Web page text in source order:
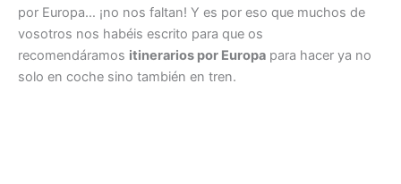
por Europa… ¡no nos faltan! Y es por eso que muchos de
vosotros nos habéis escrito para que os
recomendáramos itinerarios por Europa para hacer ya no
solo en coche sino también en tren.